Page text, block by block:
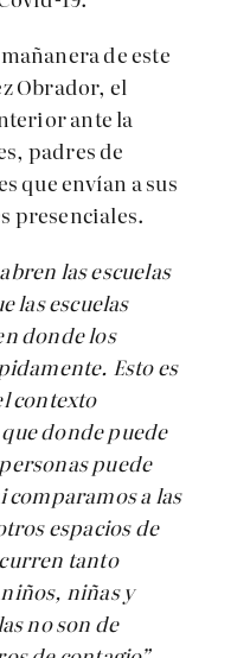
de este
Obrador, el
ante la
padres de
que envían a sus
presenciales.
las escuelas
las escuelas
donde los
Esto es
contexto
donde puede
puede
a las
espacios de
tanto
niñas y
no son de